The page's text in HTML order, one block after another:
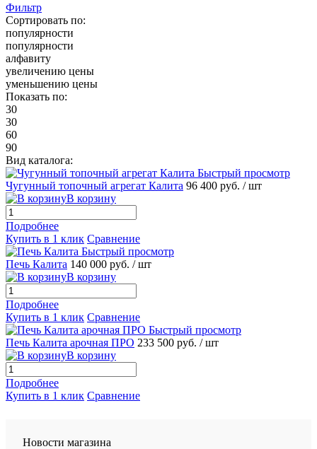
Фильтр
Сортировать по:
популярности
популярности
алфавиту
увеличению цены
уменьшению цены
Показать по:
30
30
60
90
Вид каталога:
Быстрый просмотр
Чугунный топочный агрегат Калита 96 400 руб. / шт
В корзину
Подробнее
Купить в 1 клик Сравнение
Быстрый просмотр
Печь Калита 140 000 руб. / шт
В корзину
Подробнее
Купить в 1 клик Сравнение
Быстрый просмотр
Печь Калита арочная ПРО 233 500 руб. / шт
В корзину
Подробнее
Купить в 1 клик Сравнение
Новости магазина